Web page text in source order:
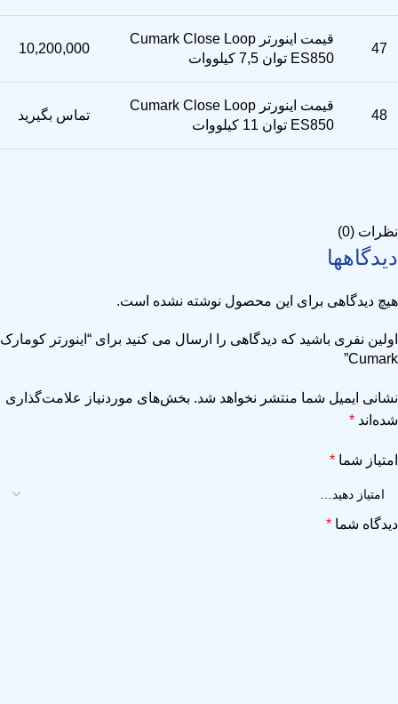
47
قیمت اینورتر Cumark Close Loop
ES850 توان 7,5 کیلووات
10,200,000
48
قیمت اینورتر Cumark Close Loop
ES850 توان 11 کیلووات
تماس بگیرید
نظرات (0)
دیدگاهها
هیچ دیدگاهی برای این محصول نوشته نشده است.
اولین نفری باشید که دیدگاهی را ارسال می کنید برای “اینورتر کومارک
Cumark”
نشانی ایمیل شما منتشر نخواهد شد. بخش‌های موردنیاز علامت‌گذاری
شده‌اند *
امتیاز شما *
دیدگاه شما *